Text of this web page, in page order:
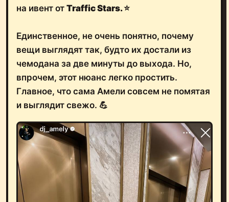
на ивент от Traffic Stars.⭐️
Единственное, не очень понятно, почему
вещи выглядят так, будто их достали из
чемодана за две минуты до выхода. Но,
впрочем, этот нюанс легко простить.
Главное, что сама Амели совсем не помятая
и выглядит свежо. 💪